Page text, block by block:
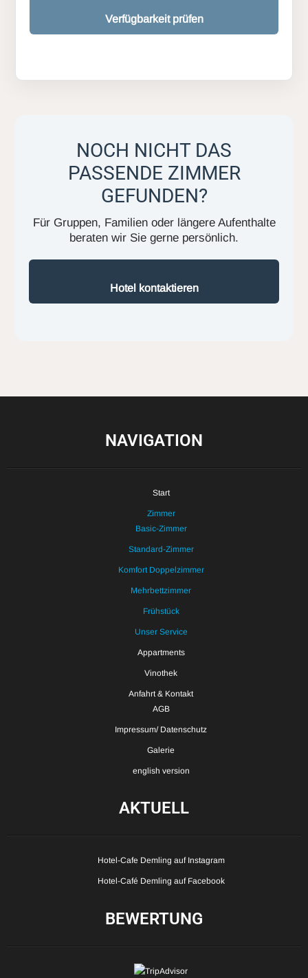
Verfügbarkeit prüfen
NOCH NICHT DAS
PASSENDE ZIMMER
GEFUNDEN?
Für Gruppen, Familien oder längere Aufenthalte
beraten wir Sie gerne persönlich.
Hotel kontaktieren
NAVIGATION
Start
Zimmer
Basic-Zimmer
Standard-Zimmer
Komfort Doppelzimmer
Mehrbettzimmer
Frühstück
Unser Service
Appartments
Vinothek
Anfahrt & Kontakt
AGB
Impressum/ Datenschutz
Galerie
english version
AKTUELL
Hotel-Cafe Demling auf Instagram
Hotel-Café Demling auf Facebook
BEWERTUNG